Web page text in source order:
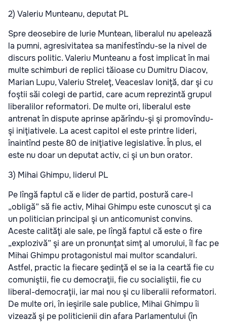
2) Valeriu Munteanu, deputat PL
Spre deosebire de Iurie Muntean, liberalul nu apelează
la pumni, agresivitatea sa manifestîndu-se la nivel de
discurs politic. Valeriu Munteanu a fost implicat în mai
multe schimburi de replici tăioase cu Dumitru Diacov,
Marian Lupu, Valeriu Streleţ, Veaceslav Ioniţă, dar şi cu
foştii săi colegi de partid, care acum reprezintă grupul
liberalilor reformatori. De multe ori, liberalul este
antrenat în dispute aprinse apărîndu-şi şi promovîndu-
şi iniţiativele. La acest capitol el este printre lideri,
înaintînd peste 80 de iniţiative legislative. În plus, el
este nu doar un deputat activ, ci şi un bun orator.
3) Mihai Ghimpu, liderul PL
Pe lîngă faptul că e lider de partid, postură care-l
„obligă” să fie activ, Mihai Ghimpu este cunoscut şi ca
un politician principal şi un anticomunist convins.
Aceste calităţi ale sale, pe lîngă faptul că este o fire
„explozivă” şi are un pronunţat simţ al umorului, îl fac pe
Mihai Ghimpu protagonistul mai multor scandaluri.
Astfel, practic la fiecare şedinţă el se ia la ceartă fie cu
comuniştii, fie cu democraţii, fie cu socialiştii, fie cu
liberal-democraţii, iar mai nou şi cu liberalii reformatori.
De multe ori, în ieşirile sale publice, Mihai Ghimpu îi
vizează şi pe politicienii din afara Parlamentului (în